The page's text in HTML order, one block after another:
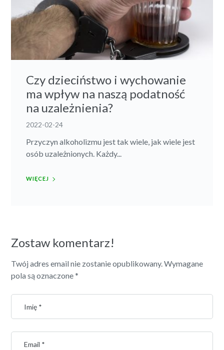
Czy dzieciństwo i wychowanie
ma wpływ na naszą podatność
na uzależnienia?
2022-02-24
Przyczyn alkoholizmu jest tak wiele, jak wiele jest
osób uzależnionych. Każdy...
WIĘCEJ
Zostaw komentarz!
Twój adres email nie zostanie opublikowany.Wymagane
pola są oznaczone*